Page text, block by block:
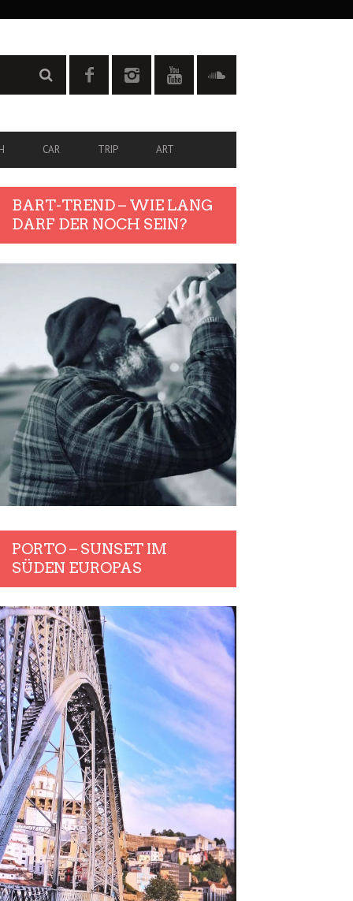
CAR TRIP ART
BART-TREND – WIE LANG
DARF DER NOCH SEIN?
PORTO – SUNSET IM
SÜDEN EUROPAS